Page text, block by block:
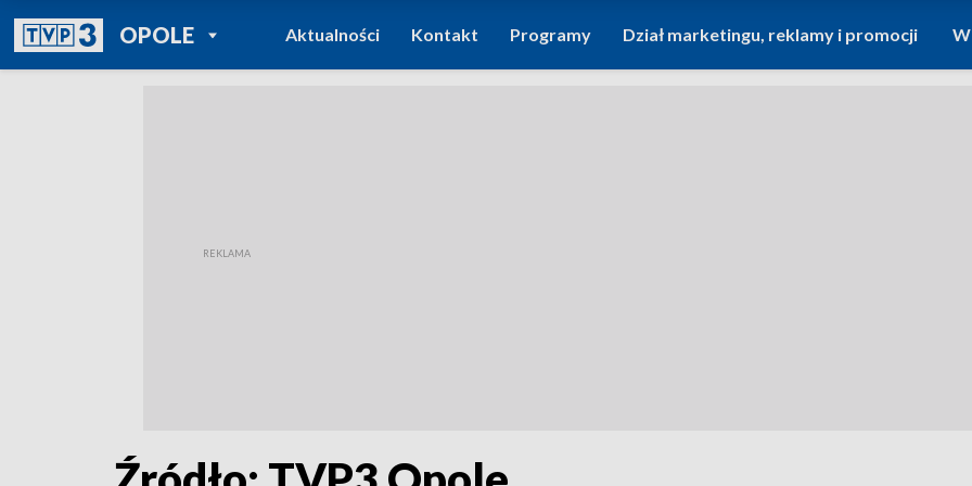
OPOLEPOWRÓT DO
TVP REGIONY
Aktualności Kontakt Programy Dział marketingu, reklamy i promocji